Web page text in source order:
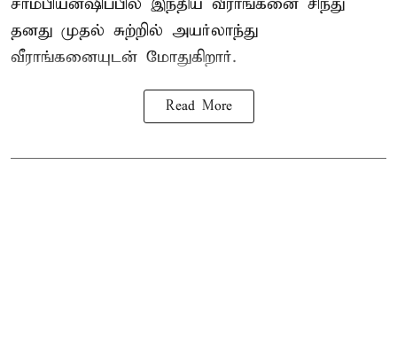
சாம்பியன்ஷிப்பில் இந்திய வீராங்கனை சிந்து
தனது முதல் சுற்றில் அயர்லாந்து
வீராங்கனையுடன் மோதுகிறார்.
Read More